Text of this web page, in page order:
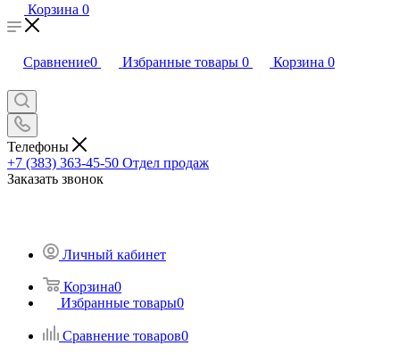
Корзина 0
Сравнение0 Избранные товары 0 Корзина 0
Телефоны
+7 (383) 363-45-50 Отдел продаж
Заказать звонок
Личный кабинет
Корзина0
Избранные товары0
Сравнение товаров0